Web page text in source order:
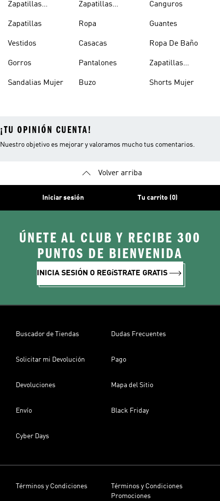
Zapatillas
Zapatillas
Vestidos
Gorros
Sandalias Mujer
Zapatillas
Ropa
Casacas
Pantalones
Buzo
Canguros
Guantes
Ropa De Baño
Zapatillas
Shorts Mujer
¡TU OPINIÓN CUENTA!
Nuestro objetivo es mejorar y valoramos mucho tus comentarios.
Volver arriba
Iniciar sesión Tu carrito (0)
ÚNETE AL CLUB Y RECIBE 300
PUNTOS DE BIENVENIDA
INICIA SESIÓN O REGíSTRATE GRATIS
Buscador de Tiendas Dudas Frecuentes
Solicitar mi Devolución Pago
Devoluciones Mapa del Sitio
Envío Black Friday
Cyber Days
Términos y Condiciones
Términos y Condiciones
Promociones